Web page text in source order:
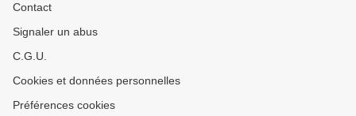
Contact
Signaler un abus
C.G.U.
Cookies et données personnelles
Préférences cookies